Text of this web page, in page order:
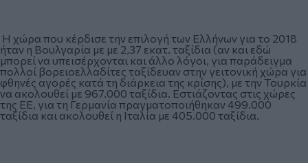
Η χώρα που κέρδισε την επιλογή των Ελλήνων για το 2018
ήταν η Βουλγαρία με με 2,37 εκατ. ταξίδια (αν και εδώ
μπορεί να υπεισέρχονται και άλλο λόγοι, για παράδειγμα
πολλοί βορειοελλαδίτες ταξίδευαν στην γειτονική χώρα για
φθηνές αγορές κατά τη διάρκεια της κρίσης), με την Τουρκία
να ακολουθεί με 967.000 ταξίδια. Εστιάζοντας στις χώρες
της ΕΕ, για τη Γερμανία πραγματοποιήθηκαν 499.000
ταξίδια και ακολουθεί η Ιταλία με 405.000 ταξίδια.